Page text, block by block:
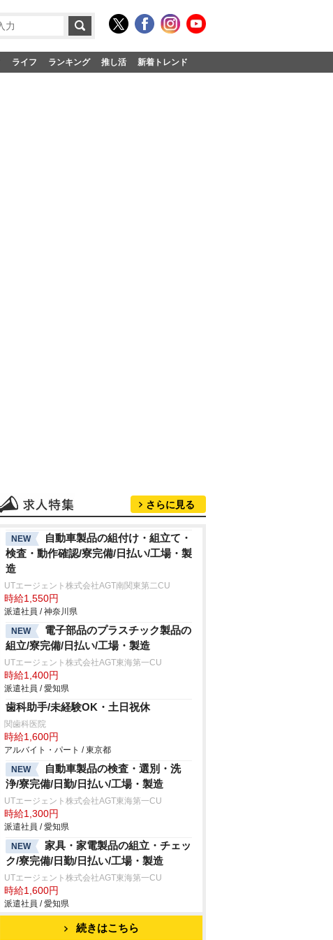
ライフ ランキング 推し活 新着トレンド
さらに見る
NEW
自動車製品の組付け・組立て・
検査・動作確認/寮完備/日払い/工場・製
造
UTエージェント株式会社AGT南関東第二CU
時給1,550円
派遣社員 / 神奈川県
NEW
電子部品のプラスチック製品の
組立/寮完備/日払い/工場・製造
UTエージェント株式会社AGT東海第一CU
時給1,400円
派遣社員 / 愛知県
歯科助手/未経験OK・土日祝休
関歯科医院
時給1,600円
アルバイト・パート / 東京都
NEW
自動車製品の検査・選別・洗
浄/寮完備/日勤/日払い/工場・製造
UTエージェント株式会社AGT東海第一CU
時給1,300円
派遣社員 / 愛知県
NEW
家具・家電製品の組立・チェッ
ク/寮完備/日勤/日払い/工場・製造
UTエージェント株式会社AGT東海第一CU
時給1,600円
派遣社員 / 愛知県
続きはこちら